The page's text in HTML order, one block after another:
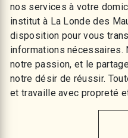
nos services à votre
institut à La Londe des
disposition pour vous
informations nécessaires.
notre passion, et le
notre désir de réussir.
et travaille avec propreté